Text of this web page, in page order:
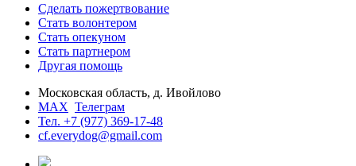
Сделать пожертвование
Стать волонтером
Стать опекуном
Стать партнером
Другая помощь
Московская область, д. Ивойлово
MAX Телеграм
Тел. +7 (977) 369-17-48
cf.everydog@gmail.com